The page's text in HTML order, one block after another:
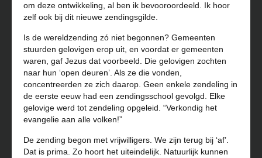
om deze ontwikkeling, al ben ik bevooroordeeld. Ik hoor
zelf ook bij dit nieuwe zendingsgilde.
Is de wereldzending zó niet begonnen? Gemeenten
stuurden gelovigen erop uit, en voordat er gemeenten
waren, gaf Jezus dat voorbeeld. Die gelovigen zochten
naar hun ‘open deuren’. Als ze die vonden,
concentreerden ze zich daarop. Geen enkele zendeling in
de eerste eeuw had een zendingsschool gevolgd. Elke
gelovige werd tot zendeling opgeleid. “Verkondig het
evangelie aan alle volken!”
De zending begon met vrijwilligers. We zijn terug bij ‘af’.
Dat is prima. Zo hoort het uiteindelijk. Natuurlijk kunnen